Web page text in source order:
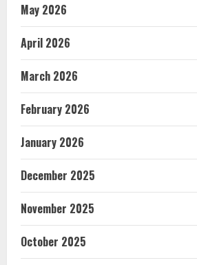
May 2026
April 2026
March 2026
February 2026
January 2026
December 2025
November 2025
October 2025